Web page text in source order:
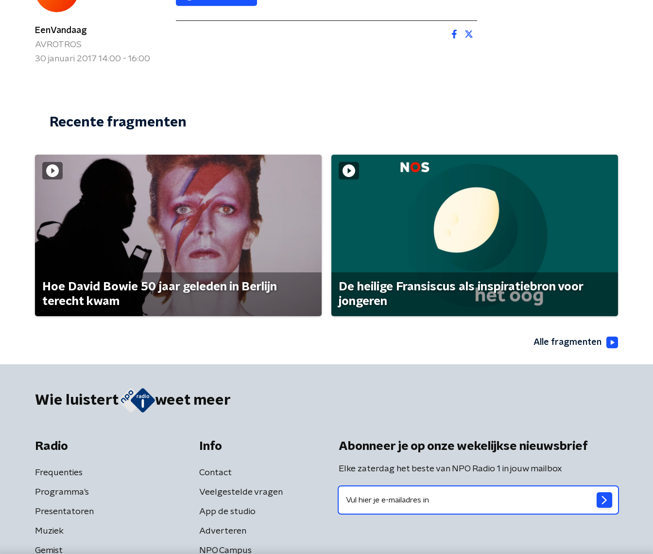
EenVandaag
AVROTROS
30 januari 2017 14:00 - 16:00
Recente fragmenten
Hoe David Bowie 50 jaar geleden in Berlijn
terecht kwam
De heilige Fransiscus als inspiratiebron voor
jongeren
Alle fragmenten
Wie luistert weet meer
Radio
Frequenties
Programma's
Presentatoren
Muziek
Gemist
Info
Contact
Veelgestelde vragen
App de studio
Adverteren
NPO Campus
Abonneer je op onze wekelijkse nieuwsbrief
Elke zaterdag het beste van NPO Radio 1 in jouw mailbox